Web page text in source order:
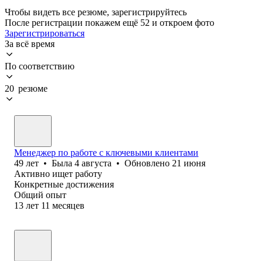
Чтобы видеть все резюме, зарегистрируйтесь
После регистрации покажем ещё 52 и откроем фото
Зарегистрироваться
За всё время
По соответствию
20 резюме
Менеджер по работе с ключевыми клиентами
49 лет • Была 4 августа • Обновлено 21 июня
Активно ищет работу
Конкретные достижения
Общий опыт
13 лет 11 месяцев